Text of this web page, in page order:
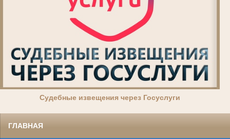
Судебные извещения через Госуслуги
ГЛАВНАЯ